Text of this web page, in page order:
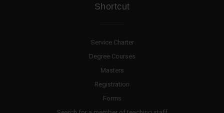
Shortcut
Service Charter
Degree Courses
Masters
Registration
Forms